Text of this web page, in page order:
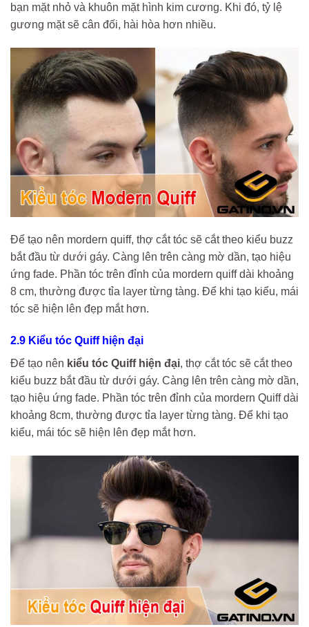
bạn mặt nhỏ và khuôn mặt hình kim cương. Khi đó, tỷ lệ
gương mặt sẽ cân đối, hài hòa hơn nhiều.
Để tạo nên mordern quiff, thợ cắt tóc sẽ cắt theo kiểu buzz
bắt đầu từ dưới gáy. Càng lên trên càng mờ dần, tạo hiệu
ứng fade. Phần tóc trên đỉnh của mordern quiff dài khoảng
8 cm, thường được tỉa layer từng tàng. Để khi tạo kiểu, mái
tóc sẽ hiện lên đẹp mắt hơn.
2.9 Kiểu tóc Quiff hiện đại
Để tạo nên kiểu tóc Quiff hiện đại, thợ cắt tóc sẽ cắt theo
kiểu buzz bắt đầu từ dưới gáy. Càng lên trên càng mờ dần,
tạo hiệu ứng fade. Phần tóc trên đỉnh của mordern Quiff dài
khoảng 8cm, thường được tỉa layer từng tàng. Để khi tạo
kiểu, mái tóc sẽ hiện lên đẹp mắt hơn.